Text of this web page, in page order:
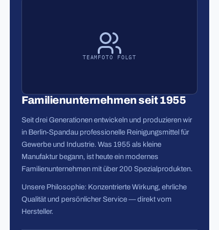
TEAMFOTO FOLGT
Familienunternehmen seit 1955
Seit drei Generationen entwickeln und produzieren wir
in Berlin-Spandau professionelle Reinigungsmittel für
Gewerbe und Industrie. Was 1955 als kleine
Manufaktur begann, ist heute ein modernes
Familienunternehmen mit über 200 Spezialprodukten.
Unsere Philosophie: Konzentrierte Wirkung, ehrliche
Qualität und persönlicher Service — direkt vom
Hersteller.